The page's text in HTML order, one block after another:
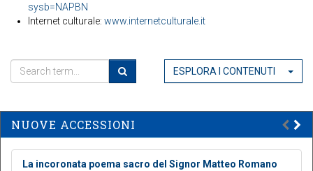
sysb=NAPBN
Internet culturale: www.internetculturale.it
ESPLORA I CONTENUTI
NUOVE ACCESSIONI
La incoronata poema sacro del Signor Matteo Romano